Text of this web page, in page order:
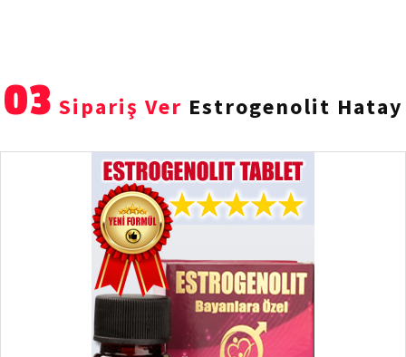
03 Sipariş Ver Estrogenolit Hatay